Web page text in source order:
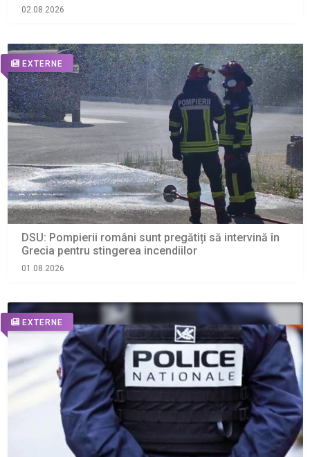
02.08.2026
EXTERNE
DSU: Pompierii români sunt pregătiți să intervină în
Grecia pentru stingerea incendiilor
01.08.2026
EXTERNE